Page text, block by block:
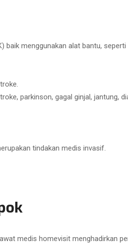
baik menggunakan alat bantu,
parkinson, gagal ginjal, jantung,
tindakan medis invasif.
medis homevisit menghadirkan